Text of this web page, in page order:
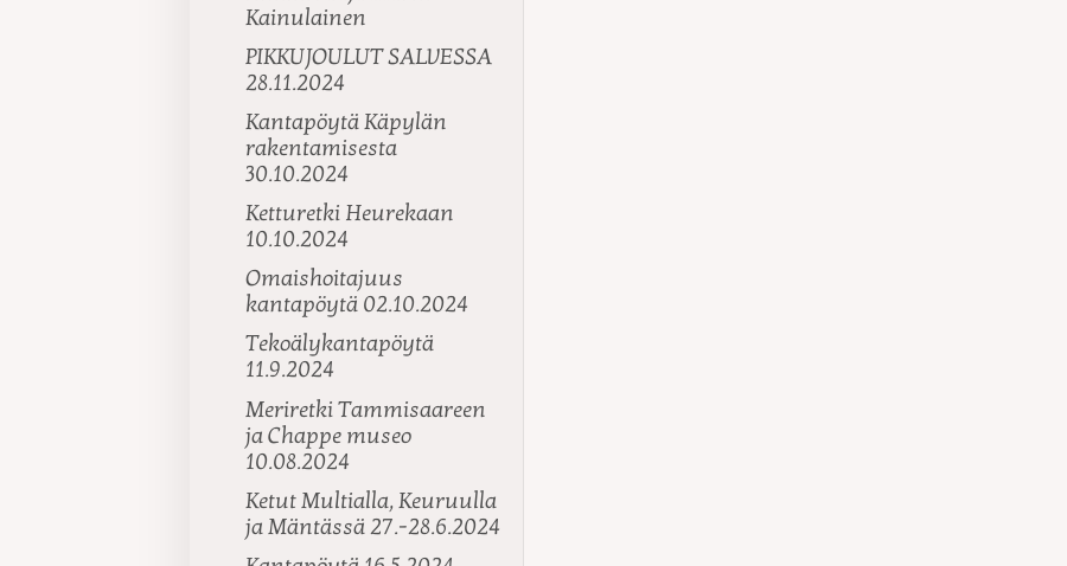
Kainulainen
PIKKUJOULUT SALVESSA
28.11.2024
Kantapöytä Käpylän
rakentamisesta
30.10.2024
Ketturetki Heurekaan
10.10.2024
Omaishoitajuus
kantapöytä 02.10.2024
Tekoälykantapöytä
11.9.2024
Meriretki Tammisaareen
ja Chappe museo
10.08.2024
Ketut Multialla, Keuruulla
ja Mäntässä 27.-28.6.2024